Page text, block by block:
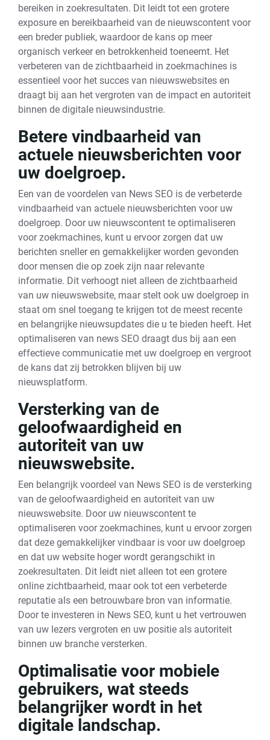
bereiken in zoekresultaten. Dit leidt tot een grotere
exposure en bereikbaarheid van de nieuwscontent voor
een breder publiek, waardoor de kans op meer
organisch verkeer en betrokkenheid toeneemt. Het
verbeteren van de zichtbaarheid in zoekmachines is
essentieel voor het succes van nieuwswebsites en
draagt bij aan het vergroten van de impact en autoriteit
binnen de digitale nieuwsindustrie.
Betere vindbaarheid van
actuele nieuwsberichten voor
uw doelgroep.
Een van de voordelen van News SEO is de verbeterde
vindbaarheid van actuele nieuwsberichten voor uw
doelgroep. Door uw nieuwscontent te optimaliseren
voor zoekmachines, kunt u ervoor zorgen dat uw
berichten sneller en gemakkelijker worden gevonden
door mensen die op zoek zijn naar relevante
informatie. Dit verhoogt niet alleen de zichtbaarheid
van uw nieuwswebsite, maar stelt ook uw doelgroep in
staat om snel toegang te krijgen tot de meest recente
en belangrijke nieuwsupdates die u te bieden heeft. Het
optimaliseren van news SEO draagt dus bij aan een
effectieve communicatie met uw doelgroep en vergroot
de kans dat zij betrokken blijven bij uw
nieuwsplatform.
Versterking van de
geloofwaardigheid en
autoriteit van uw
nieuwswebsite.
Een belangrijk voordeel van News SEO is de versterking
van de geloofwaardigheid en autoriteit van uw
nieuwswebsite. Door uw nieuwscontent te
optimaliseren voor zoekmachines, kunt u ervoor zorgen
dat deze gemakkelijker vindbaar is voor uw doelgroep
en dat uw website hoger wordt gerangschikt in
zoekresultaten. Dit leidt niet alleen tot een grotere
online zichtbaarheid, maar ook tot een verbeterde
reputatie als een betrouwbare bron van informatie.
Door te investeren in News SEO, kunt u het vertrouwen
van uw lezers vergroten en uw positie als autoriteit
binnen uw branche versterken.
Optimalisatie voor mobiele
gebruikers, wat steeds
belangrijker wordt in het
digitale landschap.